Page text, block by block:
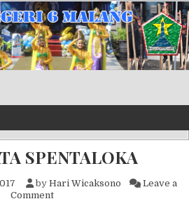
SPENTALOKA
by Hari Wicaksono
Leave a
Commenton ADIWIYATA SPENTALOKA